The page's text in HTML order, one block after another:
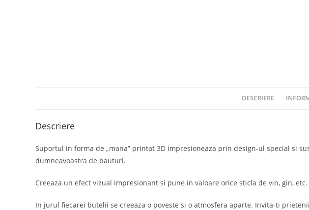
DESCRIERE
Descriere
Suportul in forma de „mana” printat 3D impresioneaza prin design-ul special si
dumneavoastra de bauturi.
Creeaza un efect vizual impresionant si pune in valoare orice sticla de vin, gin, etc.
In jurul fiecarei butelii se creeaza o poveste si o atmosfera aparte. Invita-ti